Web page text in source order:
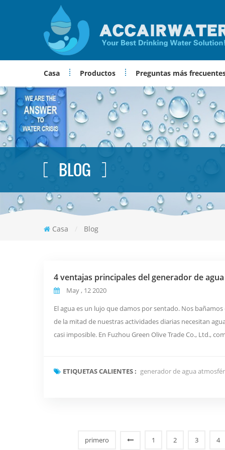
Casa Productos Preguntas más
BLOG
Casa / Blog
4 ventajas principales del generador de
May , 12 2020
El agua es un lujo que damos por sentado. Nos
de la mitad de nuestras actividades diarias necesitan
casi imposible. En Fuzhou Green Olive Trade Co., Ltd.,
ETIQUETAS CALIENTES : generador de agua
primero 1 2 3 4